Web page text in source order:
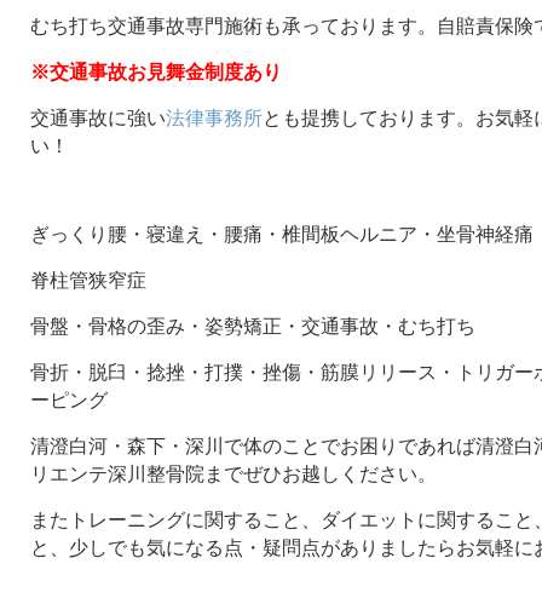
むち打ち交通事故専門施術も承っております。自賠責保険
※交通事故お見舞金制度あり
交通事故に強い法律事務所とも提携しております。お気軽
い！
ぎっくり腰・寝違え・腰痛・椎間板ヘルニア・坐骨神経痛
脊柱管狭窄症
骨盤・骨格の歪み・姿勢矯正・交通事故・むち打ち
骨折・脱臼・捻挫・打撲・挫傷・筋膜リリース・トリガー
ーピング
清澄白河・森下・深川で体のことでお困りであれば清澄
リエンテ深川整骨院までぜひお越しください。
またトレーニングに関すること、ダイエットに関するこ
と、少しでも気になる点・疑問点がありましたらお気軽に